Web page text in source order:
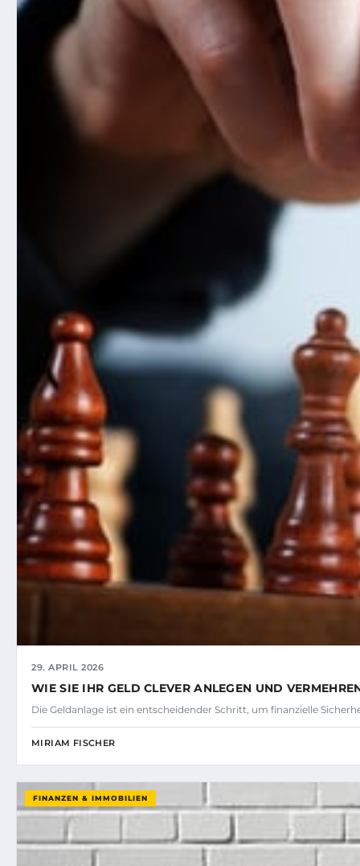
29. APRIL 2026
WIE SIE IHR GELD CLEVER ANLEGEN UND
Die Geldanlage ist ein entscheidender Schritt, um finanzielle
MIRIAM FISCHER
FINANZEN & IMMOBILIEN